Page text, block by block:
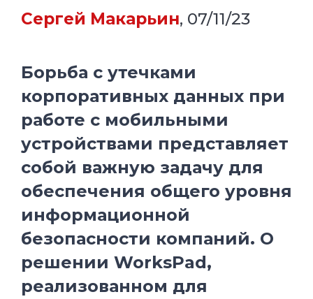
Сергей Макарьин, 07/11/23
Борьба с утечками
корпоративных данных при
работе с мобильными
устройствами представляет
собой важную задачу для
обеспечения общего уровня
информационной
безопасности компаний. О
решении WorksPad,
реализованном для